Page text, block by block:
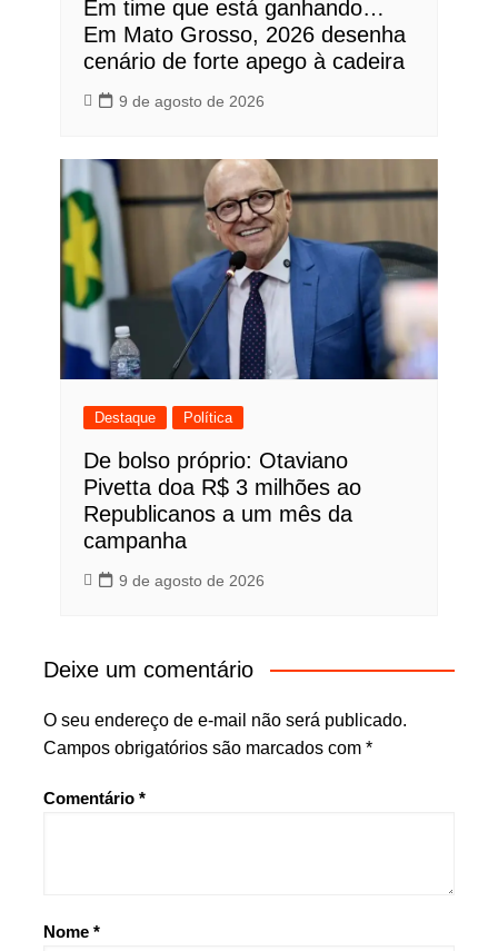
Em time que está ganhando…
Em Mato Grosso, 2026 desenha
cenário de forte apego à cadeira
9 de agosto de 2026
Destaque Política
De bolso próprio: Otaviano
Pivetta doa R$ 3 milhões ao
Republicanos a um mês da
campanha
9 de agosto de 2026
Deixe um comentário
O seu endereço de e-mail não será publicado.
Campos obrigatórios são marcados com *
Comentário *
Nome *